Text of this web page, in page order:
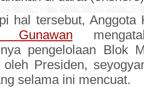
hal tersebut,
Gunawan
pengelolaan Blok
oleh Presiden,
selama ini mencuat.